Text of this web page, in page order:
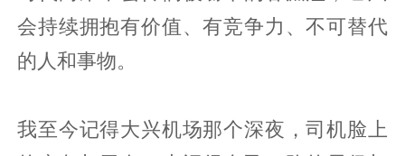
会持续拥抱有价值、有竞争力、不可替代
的人和事物。
我至今记得大兴机场那个深夜，司机脸上